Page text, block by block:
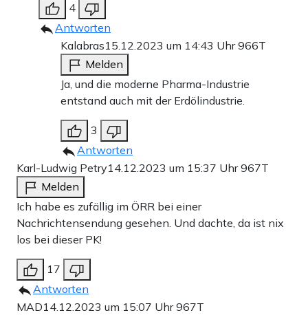
4
Antworten
Kalabras15.12.2023 um 14:43 Uhr966T
Melden
Ja, und die moderne Pharma-Industrie
entstand auch mit der Erdölindustrie.
3
Antworten
Karl-Ludwig Petry14.12.2023 um 15:37 Uhr967T
Melden
Ich habe es zufällig im ÖRR bei einer
Nachrichtensendung gesehen. Und dachte, da ist nix
los bei dieser PK!
17
Antworten
MAD14.12.2023 um 15:07 Uhr967T